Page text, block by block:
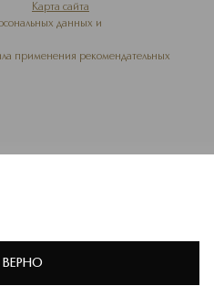
Карта сайта
данных и
применения рекомендательных